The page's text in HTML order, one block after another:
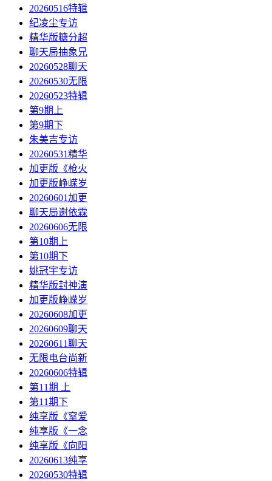
20260516特辑
纪凌尘专访
精华版糖分超
聊天局抽象兄
20260528聊天
20260530无限
20260523特辑
第9期上
第9期下
朱美吉专访
20260531精华
加更版《枪火
加更版峥嵘岁
20260601加更
聊天局谢依霖
20260606无限
第10期上
第10期下
姚冠宇专访
精华版封神演
加更版峥嵘岁
20260608加更
20260609聊天
20260611聊天
无限电台尚新
20260606特辑
第11期 上
第11期下
纯享版《窒爱
纯享版《一念
纯享版《向阳
20260613纯享
20260530特辑